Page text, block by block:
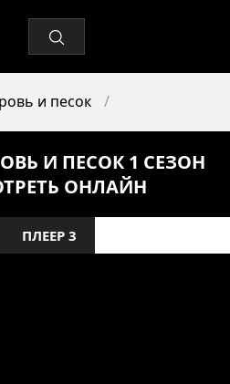
и песок
И ПЕСОК 1 СЕЗОН
ОНЛАЙН
ПЛЕЕР 3